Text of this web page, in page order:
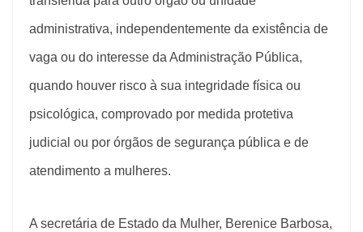
administrativa, independentemente da existência de
vaga ou do interesse da Administração Pública,
quando houver risco à sua integridade física ou
psicológica, comprovado por medida protetiva
judicial ou por órgãos de segurança pública e de
atendimento a mulheres.
A secretária de Estado da Mulher, Berenice Barbosa,